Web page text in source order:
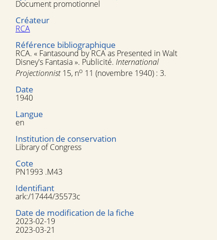
Document promotionnel
Créateur
RCA
Référence bibliographique
RCA. « Fantasound by RCA as Presented in Walt
Disney's Fantasia ». Publicité. International
Projectionnist15, no 11 (novembre 1940) : 3.
Date
1940
Langue
en
Institution de conservation
Library of Congress
Cote
PN1993 .M43
Identifiant
ark:/17444/35573c
Date de modification de la fiche
2023-02-19
2023-03-21